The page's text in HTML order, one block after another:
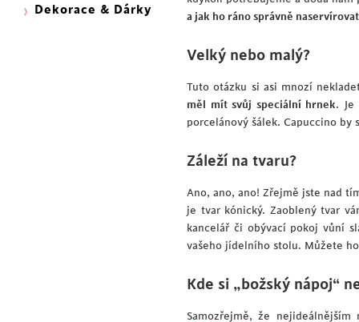
a jak ho ráno správně
Velký nebo malý?
Tuto otázku si asi mnozí
měl mít svůj speciální hrnek. Je
porcelánový šálek. Capuccino
Záleží na tvaru?
Ano, ano, ano! Zřejmě jste nad
je tvar kónický. Zaoblený tvar
kancelář či obývací pokoj vůní
vašeho jídelního stolu. Můžete
Kde si „božský nápoj“
Samozřejmě, že
Dekorace & Dárky